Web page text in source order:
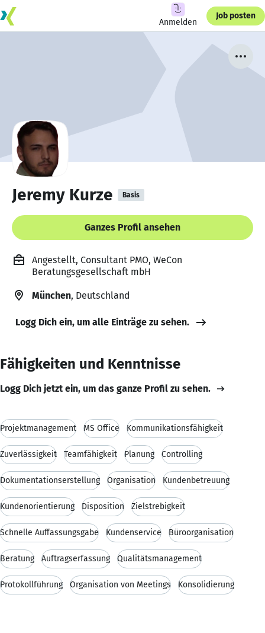
Anmelden
Job posten
Jeremy Kurze Basis
Ganzes Profil ansehen
Angestellt, Consultant PMO, WeCon
Beratungsgesellschaft mbH
München, Deutschland
Logg Dich ein, um alle Einträge zu sehen.
Fähigkeiten und Kenntnisse
Logg Dich jetzt ein, um das ganze Profil zu sehen.
Projektmanagement MS Office Kommunikationsfähigkeit
Zuverlässigkeit Teamfähigkeit Planung Controlling
Dokumentationserstellung Organisation Kundenbetreuung
Kundenorientierung Disposition Zielstrebigkeit
Schnelle Auffassungsgabe Kundenservice Büroorganisation
Beratung Auftragserfassung Qualitätsmanagement
Protokollführung Organisation von Meetings Konsolidierung